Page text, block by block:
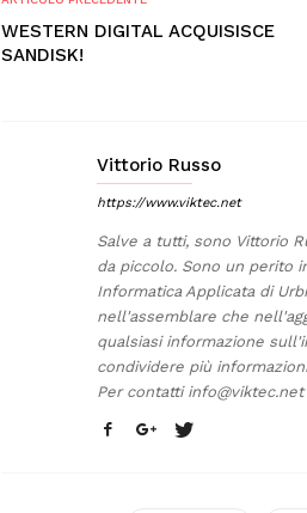
WESTERN DIGITAL ACQUISISCE
SANDISK!
Vittorio Russo
https://www.viktec.net
Salve a tutti, sono Vittorio
da piccolo. Sono un perito
Informatica Applicata di
nell'assemblare che
qualsiasi informazione
condividere più
Per contatti info@viktec.net